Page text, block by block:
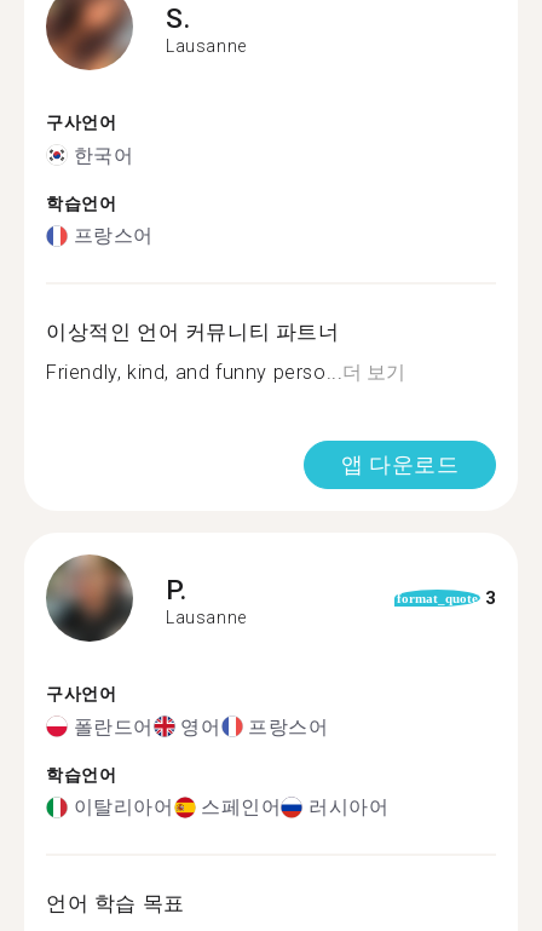
S.
Lausanne
구사언어
한국어
학습언어
프랑스어
이상적인 언어 커뮤니티 파트너
Friendly, kind, and funny perso...더 보기
앱 다운로드
P.
Lausanne
format_quote 3
구사언어
폴란드어 영어 프랑스어
학습언어
이탈리아어 스페인어 러시아어
언어 학습 목표